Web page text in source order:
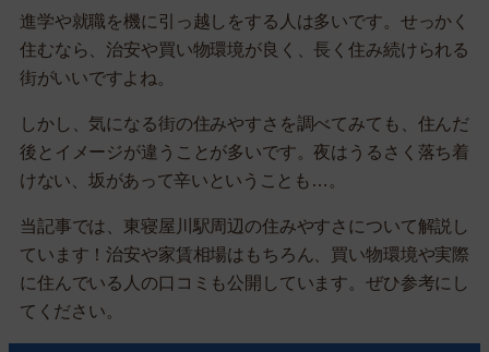
進学や就職を機に引っ越しをする人は多いです。せっかく
住むなら、治安や買い物環境が良く、長く住み続けられる
街がいいですよね。
しかし、気になる街の住みやすさを調べてみても、住んだ
後とイメージが違うことが多いです。夜はうるさく落ち着
けない、坂があって辛いということも…。
当記事では、東寝屋川駅周辺の住みやすさについて解説し
ています！治安や家賃相場はもちろん、買い物環境や実際
に住んでいる人の口コミも公開しています。ぜひ参考にし
てください。